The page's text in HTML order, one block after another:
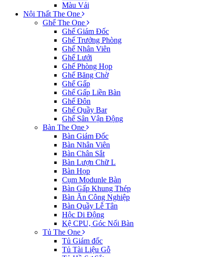
Màu Vải
Nội Thất The One
Ghế The One
Ghế Giám Đốc
Ghế Trưởng Phòng
Ghế Nhân Viên
Ghế Lưới
Ghế Phòng Họp
Ghế Băng Chờ
Ghế Gấp
Ghế Gấp Liền Bàn
Ghế Đôn
Ghế Quầy Bar
Ghế Sân Vận Động
Bàn The One
Bàn Giám Đốc
Bàn Nhân Viên
Bàn Chân Sắt
Bàn Lượn Chữ L
Bàn Họp
Cụm Modunle Bàn
Bàn Gấp Khung Thép
Bàn Ăn Công Nghiệp
Bàn Quầy Lễ Tân
Hộc Di Động
Kệ CPU, Góc Nối Bàn
Tủ The One
Tủ Giám đốc
Tủ Tài Liệu Gỗ